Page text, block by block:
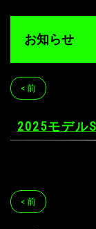
お知らせ
< 前
2025モデル
< 前